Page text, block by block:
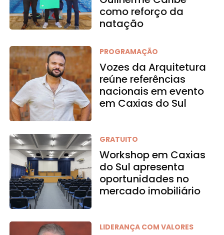
como reforço da
natação
PROGRAMAÇÃO
Vozes da Arquitetura
reúne referências
nacionais em evento
em Caxias do Sul
GRATUITO
Workshop em Caxias
do Sul apresenta
oportunidades no
mercado imobiliário
LIDERANÇA COM VALORES